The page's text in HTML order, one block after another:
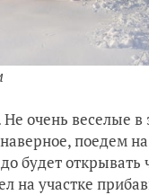
очень веселые в
поедем
будет
на участке